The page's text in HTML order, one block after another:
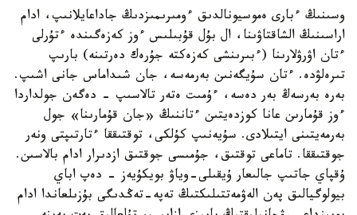
وسىنىڭ ءبارى ەموسيونالدىق ءومىرىمىزدىڭ جاداعايلانىپ، ادام
اراسىنىڭ الشاقتاۋىنا، ال بۇل قۇبىلىس ءوز كەزەگىندە ءتۇرلى
ءتان اۋرۋلارىنا (ءبىرىنشى كەزەكتە جۇرەك دەرتىنە) بارىپ
تىرەلۋدە. ءتان سۇيگەنىن بەرمەسە، جان شىداماس جانى اشىپ.
بەرە بەرسەڭ بەر دەسە، ءۇمىت ەتەر تالاسىپ - دەگەن جولداردا
ءوز قۇمارىن عانا كوزدەيتىن ءتاننىڭ «جان قۇمارىنا» جول
بەرمەيتىنى ايتىلادى. سۇيەنىپ كۇلكى، توقتىققا ءتارتىپتى ونەر
جوقتىققا. تاماعى توقتىق، جۇمىسى جوقتىق ازدىرار ادام بالاسىن.
ۇقپاي جاتىپ جالىعار ۇيقىلى-وياۋ بويكۇيەز - دەپ اباي
بيولوگيالىق پەن الەۋمەتتىلىكتىڭ تەپە-تەڭدىگى بۇزىلعاندا ادام